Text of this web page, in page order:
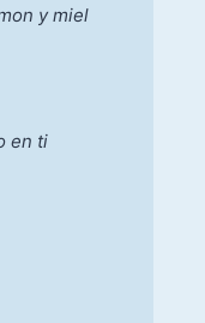
y miel
en ti